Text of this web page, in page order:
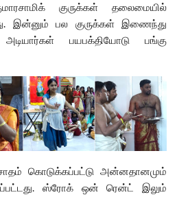
குருக்கள் தலைமையில்
இன்னும் பல குருக்கள் இணைந்து
அடியார்கள் பயபக்தியோடு பங்கு
கொடுக்கப்பட்டு அன்னதானமும்
ஸ்ரோக் ஒன் ரென்ட் இலும்